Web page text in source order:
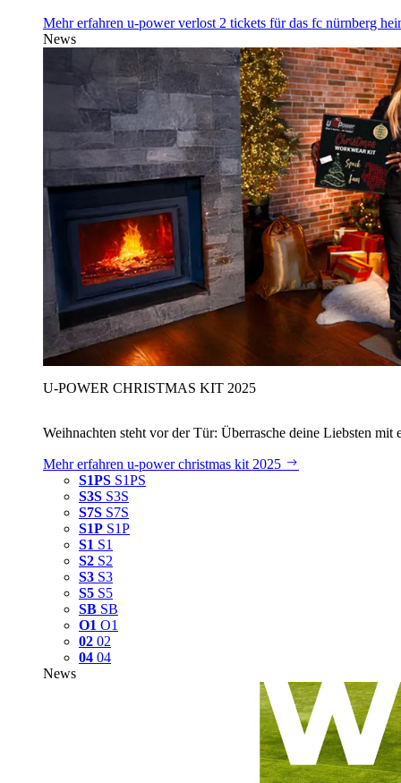
Mehr erfahren u‑power verlost 2 tickets für das fc nürnberg
News
U‑POWER CHRISTMAS KIT 2025
Weihnachten steht vor der Tür: Überrasche deine Liebsten
Mehr erfahren u‑power christmas kit 2025
S1PS S1PS
S3S S3S
S7S S7S
S1P S1P
S1 S1
S2 S2
S3 S3
S5 S5
SB SB
O1 O1
02 02
04 04
News